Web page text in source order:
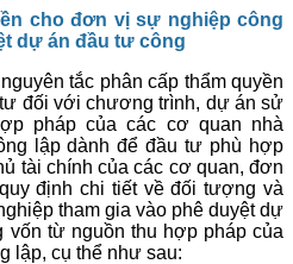
cho đơn vị sự nghiệp công
dự án đầu tư công
tắc phân cấp thẩm quyền
đối với chương trình, dự án sử
pháp của các cơ quan nhà
lập dành để đầu tư phù hợp
tài chính của các cơ quan, đơn
định chi tiết về đối tượng và
tham gia vào phê duyệt dự
từ nguồn thu hợp pháp của
lập, cụ thể như sau: